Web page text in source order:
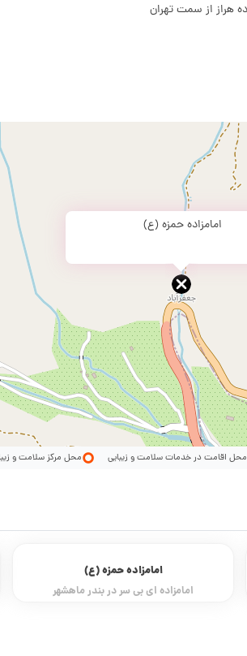
امامزاده حمزه (ع)
محل اقامت در خدمات سلامت و زیبایی محل مرکز سلامت و